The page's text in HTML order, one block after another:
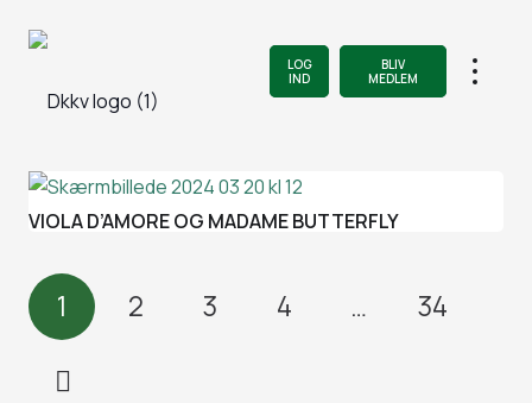
LOG
IND
BLIV
MEDLEM
VIOLA D’AMORE OG MADAME BUTTERFLY
1 2 3 4 … 34